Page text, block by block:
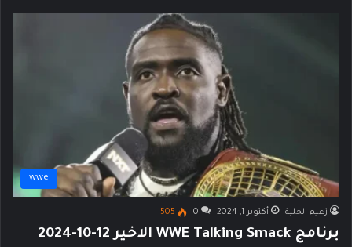
wwe
زعيم الحلبة أكتوبر 1, 2024 0
505
برنامج WWE Talking Smack الاخير 12-10-2024